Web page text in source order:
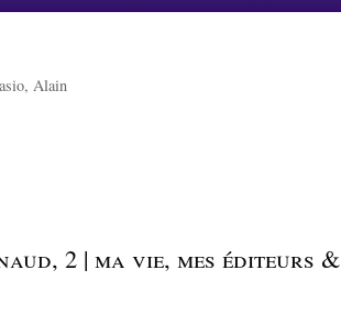
Alain
2 | ma vie, mes éditeurs &